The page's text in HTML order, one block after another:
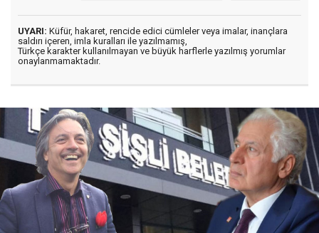
UYARI: Küfür, hakaret, rencide edici cümleler veya imalar, inançlara
saldırı içeren, imla kuralları ile yazılmamış,
Türkçe karakter kullanılmayan ve büyük harflerle yazılmış yorumlar
onaylanmamaktadır.